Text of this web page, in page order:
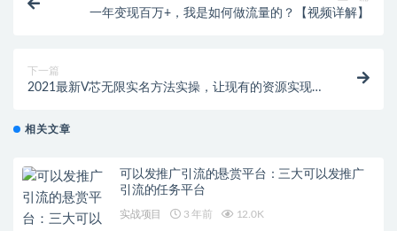
一年变现百万+，我是如何做流量的？【视频详解】
下一篇
2021最新V芯无限实名方法实操，让现有的资源实现更
相关文章
可以发推广引流的悬赏平台：三大可以发推广
引流的任务平台
实战项目 3 年前 12.0K